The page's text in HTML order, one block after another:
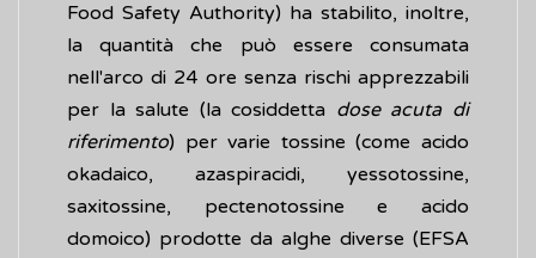
Food Safety Authority) ha stabilito, inoltre,
la quantità che può essere consumata
nell'arco di 24 ore senza rischi apprezzabili
per la salute (la cosiddetta dose acuta di
riferimento) per varie tossine (come acido
okadaico, azaspiracidi, yessotossine,
saxitossine, pectenotossine e acido
domoico) prodotte da alghe diverse (EFSA